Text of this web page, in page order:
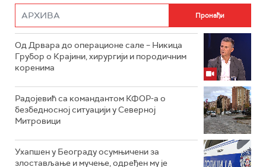
Од Дрвара до операционе сале – Никица
Грубор о Крајини, хирургији и породичним
коренима
Радојевић са командантом КФОР-а о
безбедносној ситуацији у Северној
Митровици
Ухапшен у Београду осумњичени за
злостављање и мучење, одређен му је